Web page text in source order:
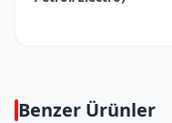
Benzer Ürünler